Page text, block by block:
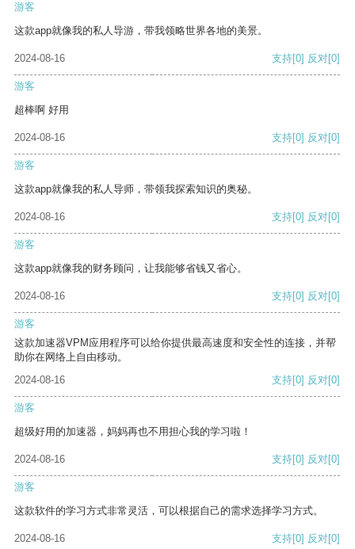
游客
这款app就像我的私人导游，带我领略世界各地的美景。
2024-08-16 支持[0] 反对[0]
游客
超棒啊 好用
2024-08-16 支持[0] 反对[0]
游客
这款app就像我的私人导师，带领我探索知识的奥秘。
2024-08-16 支持[0] 反对[0]
游客
这款app就像我的财务顾问，让我能够省钱又省心。
2024-08-16 支持[0] 反对[0]
游客
这款加速器VPM应用程序可以给你提供最高速度和安全性的连接，并帮
助你在网络上自由移动。
2024-08-16
支持[0] 反对[0]
游客
超级好用的加速器，妈妈再也不用担心我的学习啦！
2024-08-16 支持[0] 反对[0]
游客
这款软件的学习方式非常灵活，可以根据自己的需求选择学习方式。
2024-08-16 支持[0] 反对[0]